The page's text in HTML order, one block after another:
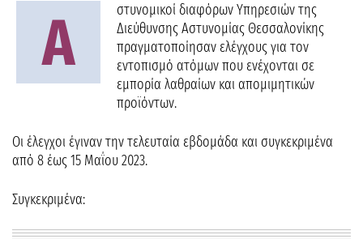
Α
στυνομικοί διαφόρων Υπηρεσιών της
Διεύθυνσης Αστυνομίας Θεσσαλονίκης
πραγματοποίησαν ελέγχους για τον
εντοπισμό ατόμων που ενέχονται σε
εμπορία λαθραίων και απομιμητικών
προϊόντων.
Οι έλεγχοι έγιναν την τελευταία εβδομάδα και συγκεκριμένα
από 8 έως 15 Μαΐου 2023.
Συγκεκριμένα: